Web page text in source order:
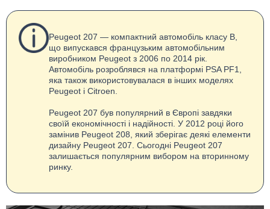
Peugeot 207 — компактний автомобіль класу B,
що випускався французьким автомобільним
виробником Peugeot з 2006 по 2014 рік.
Автомобіль розроблявся на платформі PSA PF1,
яка також використовувалася в інших моделях
Peugeot і Citroen.
Peugeot 207 був популярний в Європі завдяки
своїй економічності і надійності. У 2012 році його
замінив Peugeot 208, який зберігає деякі елементи
дизайну Peugeot 207. Сьогодні Peugeot 207
залишається популярним вибором на вторинному
ринку.